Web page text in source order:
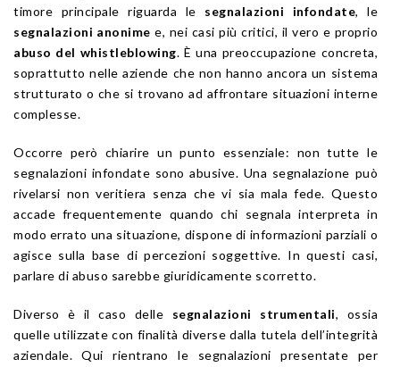
timore principale riguarda le segnalazioni infondate, le
segnalazioni anonime e, nei casi più critici, il vero e proprio
abuso del whistleblowing. È una preoccupazione concreta,
soprattutto nelle aziende che non hanno ancora un sistema
strutturato o che si trovano ad affrontare situazioni interne
complesse.
Occorre però chiarire un punto essenziale: non tutte le
segnalazioni infondate sono abusive. Una segnalazione può
rivelarsi non veritiera senza che vi sia mala fede. Questo
accade frequentemente quando chi segnala interpreta in
modo errato una situazione, dispone di informazioni parziali o
agisce sulla base di percezioni soggettive. In questi casi,
parlare di abuso sarebbe giuridicamente scorretto.
Diverso è il caso delle segnalazioni strumentali, ossia
quelle utilizzate con finalità diverse dalla tutela dell’integrità
aziendale. Qui rientrano le segnalazioni presentate per